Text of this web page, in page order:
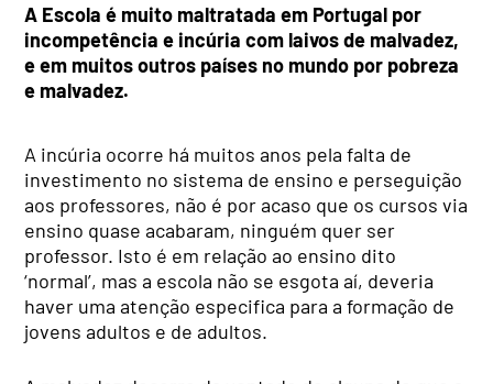
A Escola é muito maltratada em Portugal por
incompetência e incúria com laivos de malvadez,
e em muitos outros países no mundo por pobreza
e malvadez.
A incúria ocorre há muitos anos pela falta de
investimento no sistema de ensino e perseguição
aos professores, não é por acaso que os cursos via
ensino quase acabaram, ninguém quer ser
professor. Isto é em relação ao ensino dito
‘normal’, mas a escola não se esgota aí, deveria
haver uma atenção especifica para a formação de
jovens adultos e de adultos.